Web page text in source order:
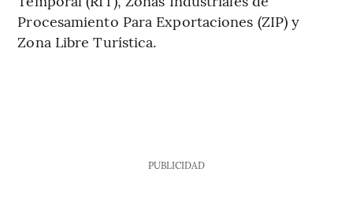
Procesamiento Para Exportaciones (ZIP) y
Zona Libre Turística.
PUBLICIDAD